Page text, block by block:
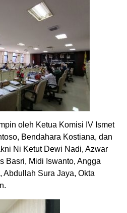
oleh Ketua Komisi IV Ismet
Bendahara Kostiana, dan
Ni Ketut Dewi Nadi, Azwar
Basri, Midi Iswanto, Angga
Abdullah Sura Jaya, Okta